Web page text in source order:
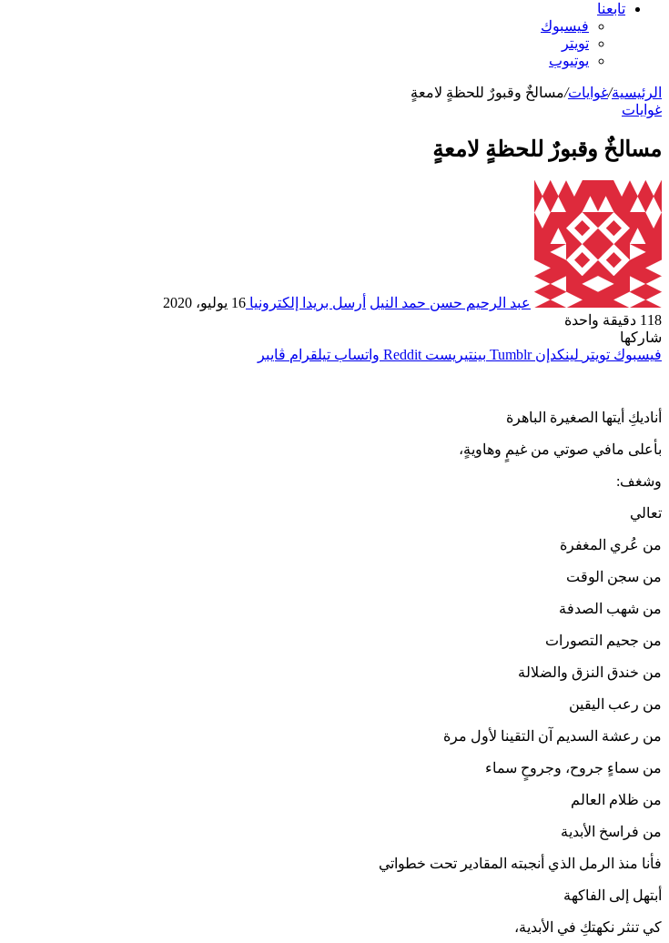
تابعنا
فيسبوك
تويتر
يوتيوب
الرئيسية/غوايات/مسالخٌ وقبورٌ للحظةٍ لامعةٍ
غوايات
مسالخٌ وقبورٌ للحظةٍ لامعةٍ
عبد الرحيم حسن حمد النيل أرسل بريدا إلكترونيا 16 يوليو، 2020
118 دقيقة واحدة
شاركها
فيسبوك تويتر لينكدإن بينتيريست واتساب تيلقرام ڤايبر
أناديكِ أيتها الصغيرة الباهرة
بأعلى مافي صوتي من غيمٍ وهاويةٍ،
وشغف:
تعالي
من عُري المغفرة
من سجن الوقت
من شهب الصدفة
من جحيم التصورات
من خندق النزق والضلالة
من رعب اليقين
من رعشة السديم آن التقينا لأول مرة
من سماءٍ جروح، وجروحٍ سماء
من ظلام العالم
من فراسخ الأبدية
فأنا منذ الرمل الذي أنجبته المقادير تحت خطواتي
أبتهل إلى الفاكهة
كي تنثر نكهتكِ في الأبدية،